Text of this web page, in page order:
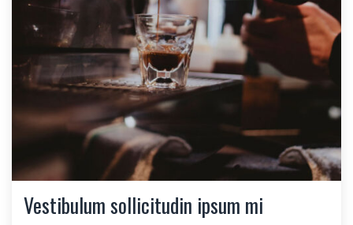
Vestibulum sollicitudin ipsum mi